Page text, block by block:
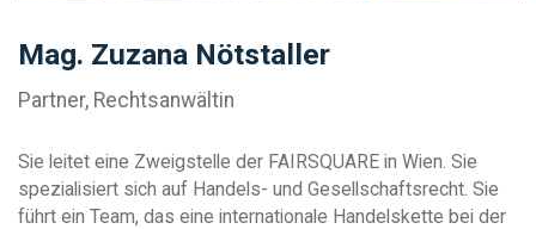
Mag. Zuzana Nötstaller
Partner, Rechtsanwältin
Sie leitet eine Zweigstelle der FAIRSQUARE in Wien. Sie
spezialisiert sich auf Handels- und Gesellschaftsrecht. Sie
führt ein Team, das eine internationale Handelskette bei der